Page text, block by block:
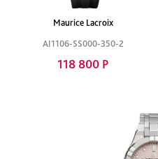
Maurice Lacroix
AI1106-SS000-350-2
118 800 Р